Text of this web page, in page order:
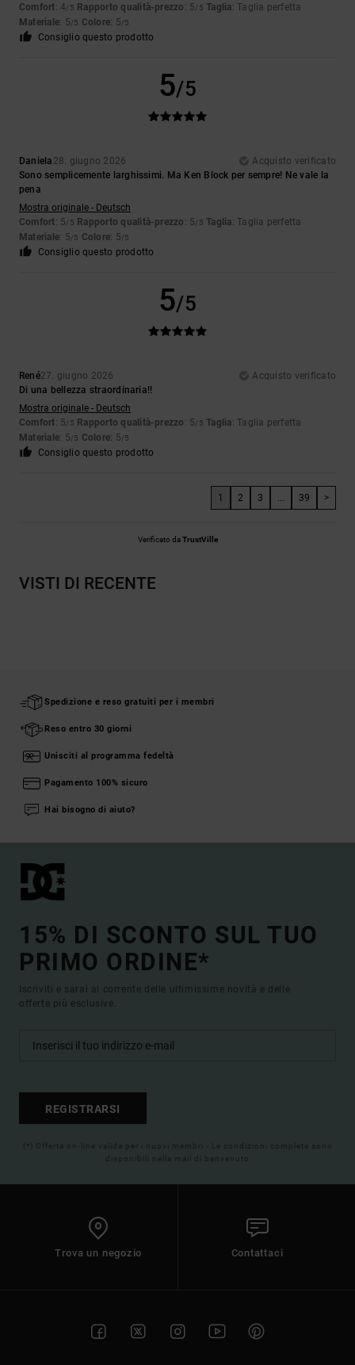
Comfort: 4/5 Rapporto qualità-prezzo : 5/5 Taglia: Taglia perfetta
Materiale: 5/5 Colore: 5/5
Consiglio questo prodotto
5/5
Daniela 28. giugno 2026
Acquisto verificato
Sono semplicemente larghissimi. Ma Ken Block per sempre! Ne vale la
pena
Mostra originale - Deutsch
Comfort: 5/5 Rapporto qualità-prezzo : 5/5 Taglia: Taglia perfetta
Materiale: 5/5 Colore: 5/5
Consiglio questo prodotto
5/5
René27. giugno 2026
Acquisto verificato
Di una bellezza straordinaria!!
Mostra originale - Deutsch
Comfort: 5/5 Rapporto qualità-prezzo : 5/5 Taglia: Taglia perfetta
Materiale: 5/5 Colore: 5/5
Consiglio questo prodotto
1 2 3 ... 39 >
Verificato daTrustVille
VISTI DI RECENTE
Spedizione e reso gratuiti per i membri
Reso entro 30 giorni
Unisciti al programma fedeltà
Pagamento 100% sicuro
Hai bisogno di aiuto?
15% DI SCONTO SUL TUO
PRIMO ORDINE*
Iscriviti e sarai al corrente delle ultimissime novità e delle
offerte più esclusive.
REGISTRARSI
(*) Offerta on-line valida per i nuovi membri - Le condizioni complete sono
disponibili nella mail di benvenuto
Trova un negozio Contattaci